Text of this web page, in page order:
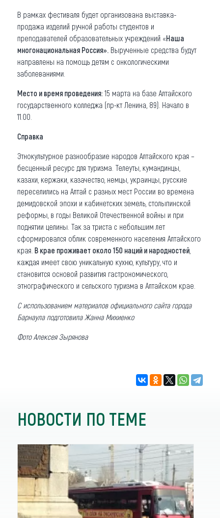
В рамках фестиваля будет организована выставка-
продажа изделий ручной работы студентов и
преподавателей образовательных учреждений «Наша
многонациональная Россия». Вырученные средства будут
направлены на помощь детям с онкологическими
заболеваниями.
Место и время проведения: 15 марта на базе Алтайского
государственного колледжа (пр-кт Ленина, 89). Начало в
11.00.
Справка
Этнокультурное разнообразие народов Алтайского края –
бесценный ресурс для туризма. Телеуты, кумандинцы,
казахи, кержаки, казачество, немцы, украинцы, русские
переселились на Алтай с разных мест России во времена
демидовской эпохи и кабинетских земель, столыпинской
реформы, в годы Великой Отечественной войны и при
поднятии целины. Так за триста с небольшим лет
сформировался облик современного населения Алтайского
края. В крае проживает около 150 наций и народностей
каждая имеет свою уникальную кухню, культуру, что и
становится основой развития гастрономического,
этнографического и сельского туризма в Алтайском крае.
С использованием материалов официального сайта города
Барнаула подготовила Жанна Михиенко
Фото Алексея Зырянова
НОВОСТИ ПО ТЕМЕ